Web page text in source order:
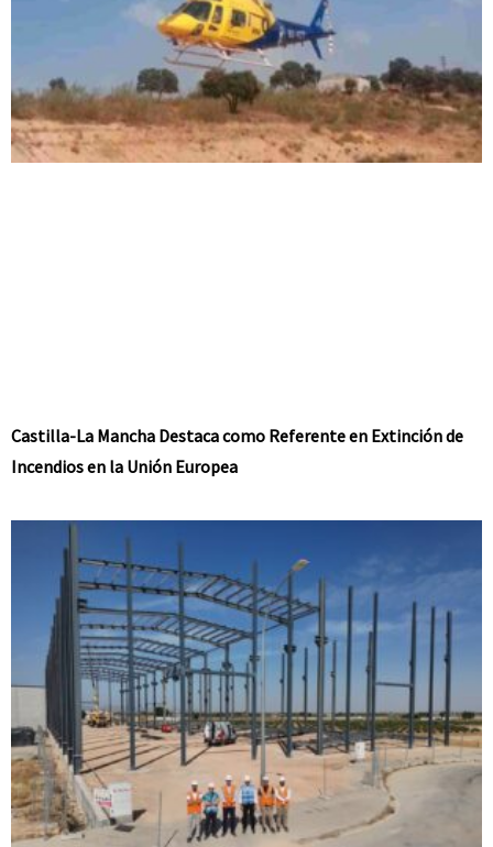
Castilla-La Mancha Destaca como Referente en Extinción de
Incendios en la Unión Europea